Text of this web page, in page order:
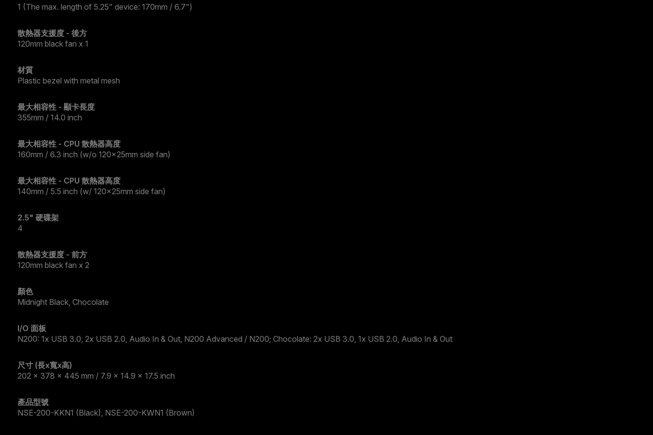
1 (The max. length of 5.25" device: 170mm / 6.7")
散熱器支援度 - 後方
120mm black fan x 1
材質
Plastic bezel with metal mesh
最大相容性 - 顯卡長度
355mm / 14.0 inch
最大相容性 - CPU 散熱器高度
160mm / 6.3 inch (w/o 120x25mm side fan)
最大相容性 - CPU 散熱器高度
140mm / 5.5 inch (w/ 120x25mm side fan)
2.5" 硬碟架
4
散熱器支援度 - 前方
120mm black fan x 2
顏色
Midnight Black, Chocolate
I/O 面板
N200: 1x USB 3.0, 2x USB 2.0, Audio In & Out, N200 Advanced / N200; Chocolate: 2x USB 3.0, 1x USB 2.0, Audio In & Out
尺寸 (長x寬x高)
202 x 378 x 445 mm / 7.9 x 14.9 x 17.5 inch
產品型號
NSE-200-KKN1 (Black), NSE-200-KWN1 (Brown)